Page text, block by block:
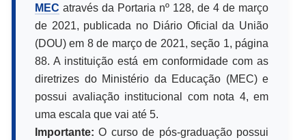
MEC através da Portaria nº 128, de 4 de março
de 2021, publicada no Diário Oficial da União
(DOU) em 8 de março de 2021, seção 1, página
88. A instituição está em conformidade com as
diretrizes do Ministério da Educação (MEC) e
possui avaliação institucional com nota 4, em
uma escala que vai até 5.
Importante: O curso de pós-graduação possui